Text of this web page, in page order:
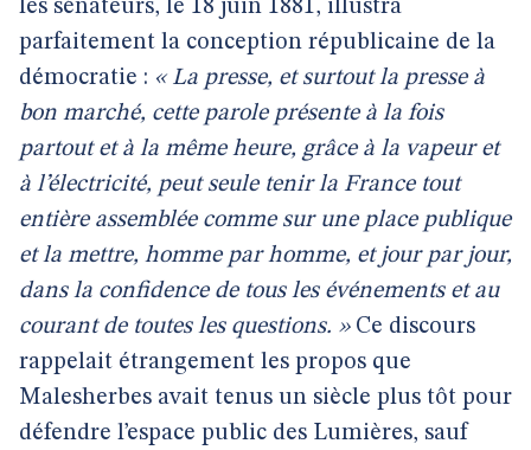
les sénateurs, le 18 juin 1881, illustra
parfaitement la conception républicaine de la
démocratie : « La presse, et surtout la presse à
bon marché, cette parole présente à la fois
partout et à la même heure, grâce à la vapeur et
à l’électricité, peut seule tenir la France tout
entière assemblée comme sur une place publique
et la mettre, homme par homme, et jour par jour,
dans la confidence de tous les événements et au
courant de toutes les questions. »Ce discours
rappelait étrangement les propos que
Malesherbes avait tenus un siècle plus tôt pour
défendre l’espace public des Lumières, sauf